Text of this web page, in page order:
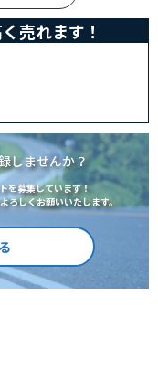
売れます！
しませんか？
を募集しています！
ろしくお願いいたします。